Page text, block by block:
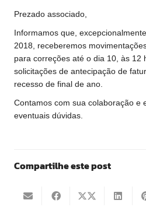
Prezado associado,
Informamos que,
2018, receberemos
para correções até o dia 10, às 12
solicitações de antecipação de
recesso de final de ano.
Contamos com sua colaboração e
eventuais dúvidas.
Compartilhe este post